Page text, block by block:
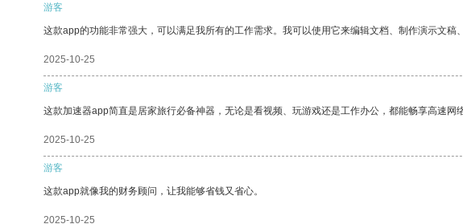
游客
这款app的功能非常强大，可以满足我所有的工作需求。我可以使用它来编辑文档、制作演示文稿
2025-10-25
游客
这款加速器app简直是居家旅行必备神器，无论是看视频、玩游戏还是工作办公，都能畅享高速
2025-10-25
游客
这款app就像我的财务顾问，让我能够省钱又省心。
2025-10-25